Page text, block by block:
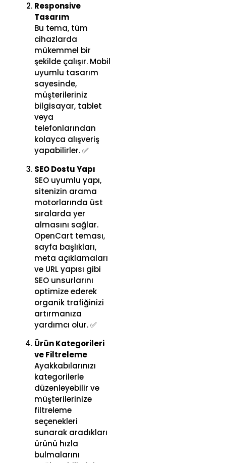
Responsive
Tasarım
Bu tema, tüm
cihazlarda
mükemmel bir
şekilde çalışır. Mobil
uyumlu tasarım
sayesinde,
müşterileriniz
bilgisayar, tablet
veya
telefonlarından
kolayca alışveriş
yapabilirler. ✅
SEO Dostu Yapı
SEO uyumlu yapı,
sitenizin arama
motorlarında üst
sıralarda yer
almasını sağlar.
OpenCart teması,
sayfa başlıkları,
meta açıklamaları
ve URL yapısı gibi
SEO unsurlarını
optimize ederek
organik trafiğinizi
artırmanıza
yardımcı olur. ✅
Ürün Kategorileri
ve Filtreleme
Ayakkabılarınızı
kategorilerle
düzenleyebilir ve
müşterilerinize
filtreleme
seçenekleri
sunarak aradıkları
ürünü hızla
bulmalarını